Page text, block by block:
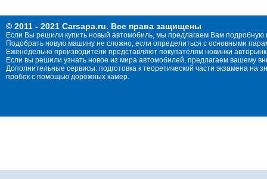
© 2011 - 2021 Carsapa.ru. Все права защищены
Если Вы решили купить новый автомобиль, мы предлагаем Вам
Подобрать новую машину не сложно, если определиться с основными
Еженедельно производители представляют покупателям новинки
Если вы решили узнать новое из мира автомобилей, предлагаем вашему
Дополнительные сервисы: подготовка к теоретической части экзамена
пробок с помощью дорожных камер.